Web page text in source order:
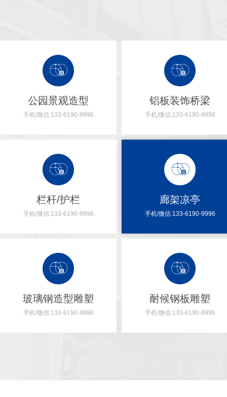
公园景观造型
手机/微信:133-6190-9996
铝板装饰桥梁
手机/微信:133-6190-9996
栏杆/护栏
手机/微信:133-6190-9996
廊架凉亭
手机/微信:133-6190-9996
玻璃钢造型雕塑
手机/微信:133-6190-9996
耐候钢板雕塑
手机/微信:133-6190-9996
廊架凉亭
廊架凉亭广泛应用于各种类型的园林绿地中，如公园、庭院